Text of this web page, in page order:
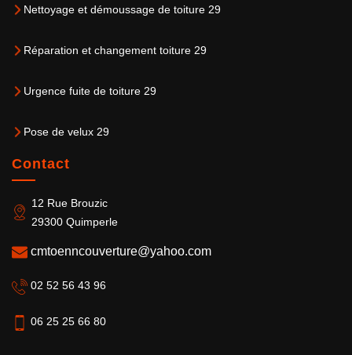
Nettoyage et démoussage de toiture 29
Réparation et changement toiture 29
Urgence fuite de toiture 29
Pose de velux 29
Contact
12 Rue Brouzic
29300 Quimperle
cmtoenncouverture@yahoo.com
02 52 56 43 96
06 25 25 66 80